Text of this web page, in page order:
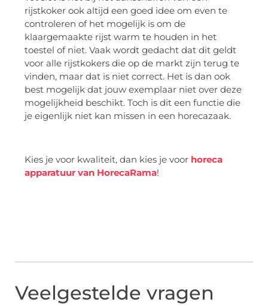
rijstkoker ook altijd een goed idee om even te
controleren of het mogelijk is om de
klaargemaakte rijst warm te houden in het
toestel of niet. Vaak wordt gedacht dat dit geldt
voor alle rijstkokers die op de markt zijn terug te
vinden, maar dat is niet correct. Het is dan ook
best mogelijk dat jouw exemplaar niet over deze
mogelijkheid beschikt. Toch is dit een functie die
je eigenlijk niet kan missen in een horecazaak.
Kies je voor kwaliteit, dan kies je voor horeca
apparatuur van HorecaRama!
Veelgestelde vragen